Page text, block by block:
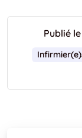
Publié le